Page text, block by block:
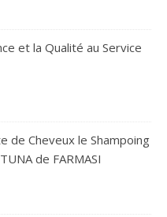
et la Qualité au Service
de Cheveux le Shampoing
de FARMASI